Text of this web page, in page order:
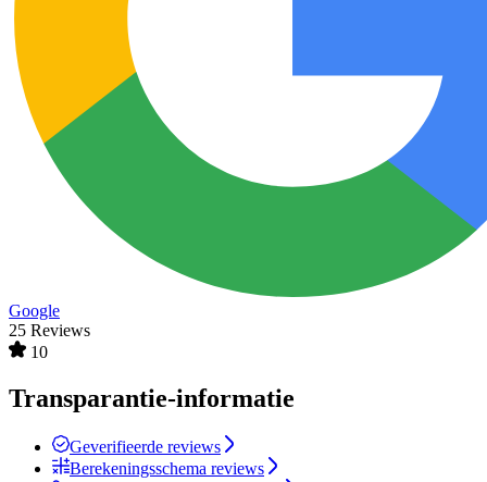
Google
25 Reviews
10
Transparantie-informatie
Geverifieerde reviews
Berekeningsschema reviews